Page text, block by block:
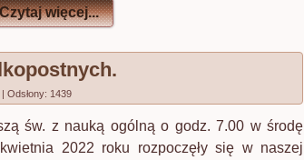
Czytaj więcej...
Odsłony: 1439
św. z nauką ogólną o godz. 7.00 w środę
2022 roku rozpoczęły się w naszej